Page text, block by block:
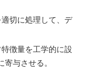
切に処理して、デ
徴量を工学的に設
与させる。